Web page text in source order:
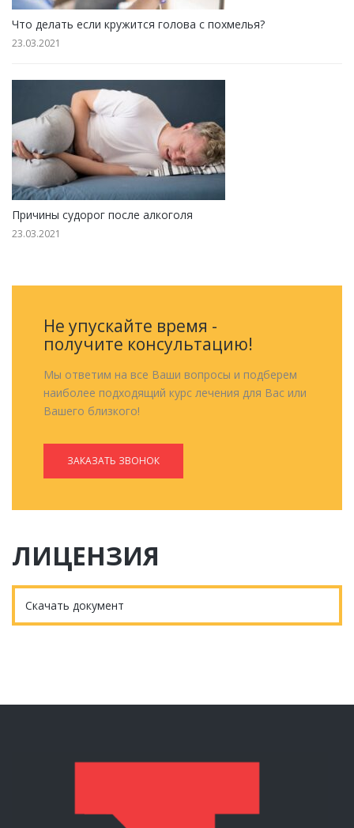
Что делать если кружится голова с похмелья?
23.03.2021
Причины судорог после алкоголя
23.03.2021
Не упускайте время -
получите консультацию!
Мы ответим на все Ваши вопросы и подберем
наиболее подходящий курс лечения для Вас или
Вашего близкого!
ЗАКАЗАТЬ ЗВОНОК
ЛИЦЕНЗИЯ
Скачать документ